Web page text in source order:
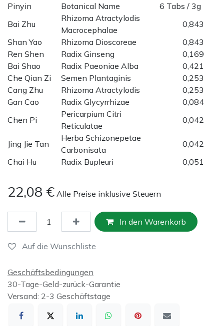
Pinyin
Botanical Name
6 Tabs / 3g
Bai Zhu
Rhizoma Atractylodis
Macrocephalae
0,843
Shan Yao
Rhizoma Dioscoreae
0,843
Ren Shen
Radix Ginseng
0,169
Bai Shao
Radix Paeoniae Alba
0,421
Che Qian Zi
Semen Plantaginis
0,253
Cang Zhu
Rhizoma Atractylodis
0,253
Gan Cao
Radix Glycyrrhizae
0,084
Chen Pi
Pericarpium Citri
Reticulatae
0,042
Jing Jie Tan
Herba Schizonepetae
Carbonisata
0,042
Chai Hu
Radix Bupleuri 0,051
22,08 € Alle Preise inklusive Steuern
In den Warenkorb
Auf die Wunschliste
Geschäftsbedingungen
30-Tage-Geld-zurück-Garantie
Versand: 2-3 Geschäftstage